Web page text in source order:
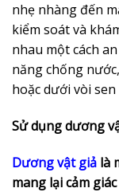
nhẹ nhàng đến
kiểm soát và
nhau một cách
năng chống
hoặc dưới vòi
Sử dụng dương
Dương vật giả là
mang lại cảm